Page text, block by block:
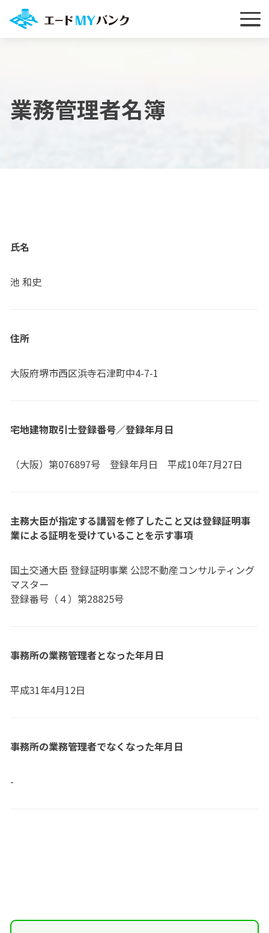
業務管理者名簿
氏名
池 和史
住所
大阪府堺市西区浜寺石津町中4-7-1
宅地建物取引士登録番号／登録年月日
（大阪）第076897号 登録年月日 平成10年7月27日
主務大臣が指定する講習を修了したこと又は登録証明事
業による証明を受けていることを示す事項
国土交通大臣 登録証明事業 公認不動産コンサルティング
マスター
登録番号（４）第28825号
事務所の業務管理者となった年月日
平成31年4月12日
事務所の業務管理者でなくなった年月日
-